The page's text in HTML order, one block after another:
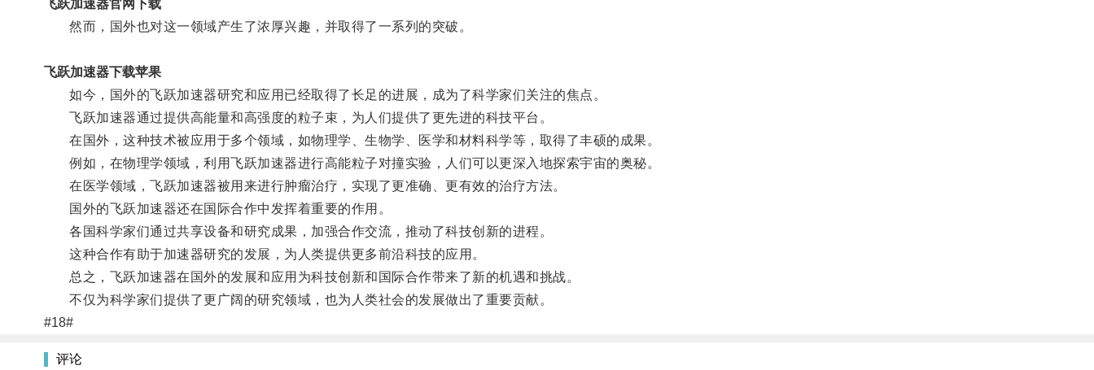
飞跃加速器官网下载
然而，国外也对这一领域产生了浓厚兴趣，并取得了一系列的突破。
飞跃加速器下载苹果
如今，国外的飞跃加速器研究和应用已经取得了长足的进展，成为了科学家们关注的焦点。
飞跃加速器通过提供高能量和高强度的粒子束，为人们提供了更先进的科技平台。
在国外，这种技术被应用于多个领域，如物理学、生物学、医学和材料科学等，取得了丰硕的成果。
例如，在物理学领域，利用飞跃加速器进行高能粒子对撞实验，人们可以更深入地探索宇宙的奥秘。
在医学领域，飞跃加速器被用来进行肿瘤治疗，实现了更准确、更有效的治疗方法。
国外的飞跃加速器还在国际合作中发挥着重要的作用。
各国科学家们通过共享设备和研究成果，加强合作交流，推动了科技创新的进程。
这种合作有助于加速器研究的发展，为人类提供更多前沿科技的应用。
总之，飞跃加速器在国外的发展和应用为科技创新和国际合作带来了新的机遇和挑战。
不仅为科学家们提供了更广阔的研究领域，也为人类社会的发展做出了重要贡献。
#18#
评论